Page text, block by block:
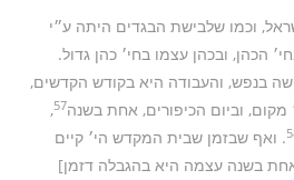
וכמו שלבישת הבגדים היתה ע״י
הכהן, ובכהן עצמו בחי׳ כהן גדול.
בנפש, והעבודה היא בקודש הקדשים,
וביום הכיפורים, אחת בשנה57
,
. ואף שבזמן שבית המקדש הי׳ קיים
בשנה עצמה היא בהגבלה דזמן]